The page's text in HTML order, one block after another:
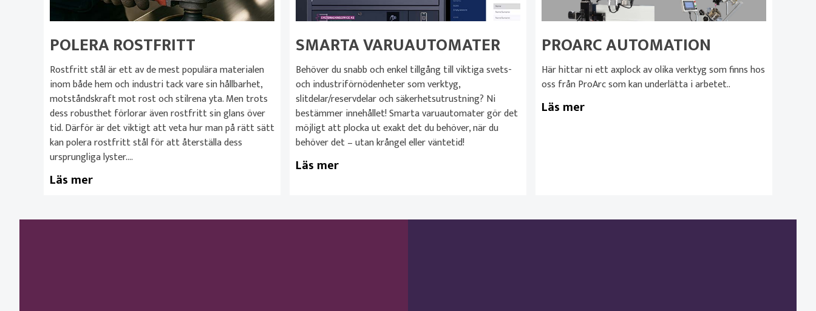
POLERA ROSTFRITT
Rostfritt stål är ett av de mest populära materialen
inom både hem och industri tack vare sin hållbarhet,
motståndskraft mot rost och stilrena yta. Men trots
dess robusthet förlorar även rostfritt sin glans över
tid. Därför är det viktigt att veta hur man på rätt sätt
kan polera rostfritt stål för att återställa dess
ursprungliga lyster....
Läs mer
SMARTA VARUAUTOMATER
Behöver du snabb och enkel tillgång till viktiga svets-
och industriförnödenheter som verktyg,
slitdelar/reservdelar och säkerhetsutrustning? Ni
bestämmer innehållet! Smarta varuautomater gör det
möjligt att plocka ut exakt det du behöver, när du
behöver det – utan krångel eller väntetid!
Läs mer
PROARC AUTOMATION
Här hittar ni ett axplock av olika verktyg som finns hos
oss från ProArc som kan underlätta i arbetet..
Läs mer